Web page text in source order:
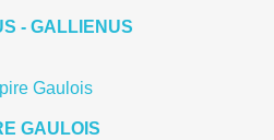
- GALLIENUS
GAULOIS